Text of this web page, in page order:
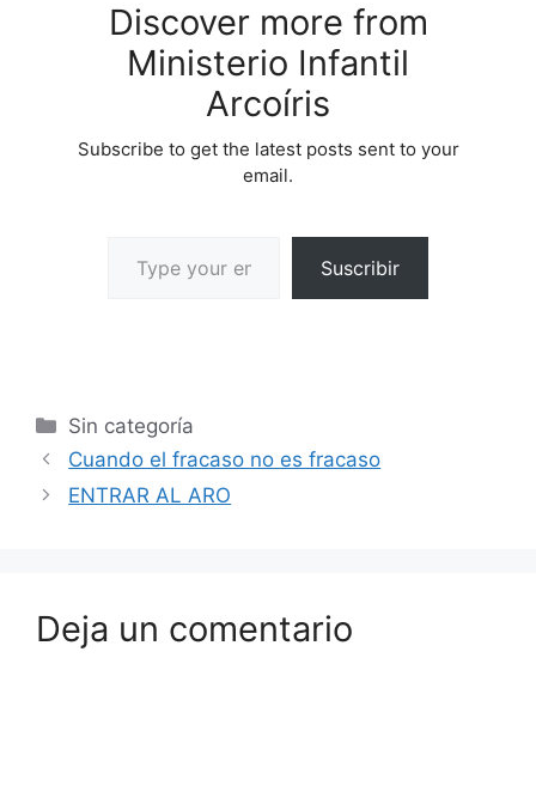
Discover more from
Ministerio Infantil
Arcoíris
Subscribe to get the latest posts sent to your
email.
Suscribir
Sin categoría
Cuando el fracaso no es fracaso
ENTRAR AL ARO
Deja un comentario